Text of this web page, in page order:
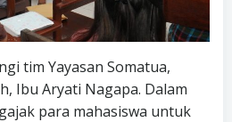
tim Yayasan Somatua,
Ibu Aryati Nagapa. Dalam
para mahasiswa untuk